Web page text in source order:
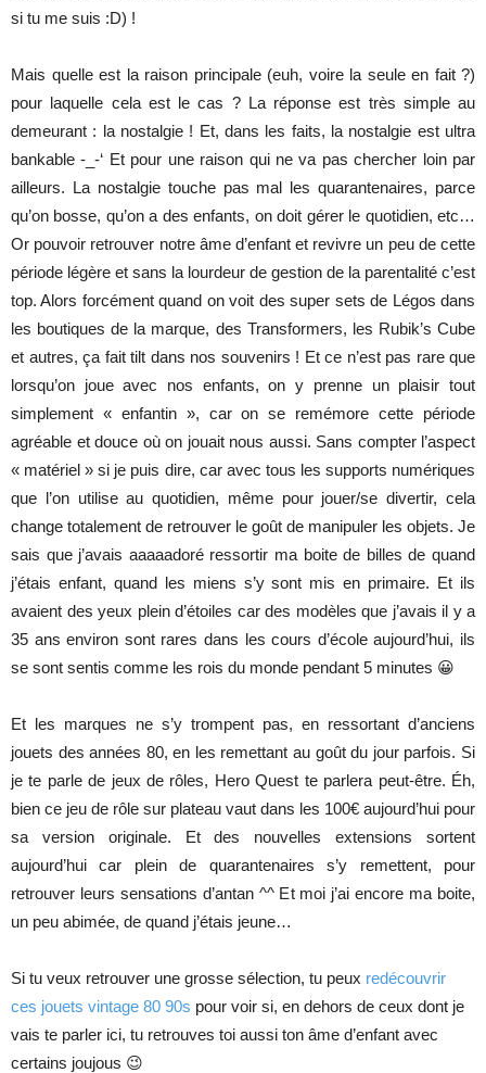
si tu me suis :D) !
Mais quelle est la raison principale (euh, voire la seule en fait ?)
pour laquelle cela est le cas ? La réponse est très simple au
demeurant : la nostalgie ! Et, dans les faits, la nostalgie est ultra
bankable -_-‘ Et pour une raison qui ne va pas chercher loin par
ailleurs. La nostalgie touche pas mal les quarantenaires, parce
qu’on bosse, qu’on a des enfants, on doit gérer le quotidien, etc…
Or pouvoir retrouver notre âme d’enfant et revivre un peu de cette
période légère et sans la lourdeur de gestion de la parentalité c’est
top. Alors forcément quand on voit des super sets de Légos dans
les boutiques de la marque, des Transformers, les Rubik’s Cube
et autres, ça fait tilt dans nos souvenirs ! Et ce n’est pas rare que
lorsqu’on joue avec nos enfants, on y prenne un plaisir tout
simplement « enfantin », car on se remémore cette période
agréable et douce où on jouait nous aussi. Sans compter l’aspect
« matériel » si je puis dire, car avec tous les supports numériques
que l’on utilise au quotidien, même pour jouer/se divertir, cela
change totalement de retrouver le goût de manipuler les objets. Je
sais que j’avais aaaaadoré ressortir ma boite de billes de quand
j’étais enfant, quand les miens s’y sont mis en primaire. Et ils
avaient des yeux plein d’étoiles car des modèles que j’avais il y a
35 ans environ sont rares dans les cours d’école aujourd’hui, ils
se sont sentis comme les rois du monde pendant 5 minutes 😀
Et les marques ne s’y trompent pas, en ressortant d’anciens
jouets des années 80, en les remettant au goût du jour parfois. Si
je te parle de jeux de rôles, Hero Quest te parlera peut-être. Éh,
bien ce jeu de rôle sur plateau vaut dans les 100€ aujourd’hui pour
sa version originale. Et des nouvelles extensions sortent
aujourd’hui car plein de quarantenaires s’y remettent, pour
retrouver leurs sensations d’antan ^^ Et moi j’ai encore ma boite,
un peu abimée, de quand j’étais jeune…
Si tu veux retrouver une grosse sélection, tu peux redécouvrir
ces jouets vintage 80 90s pour voir si, en dehors de ceux dont je
vais te parler ici, tu retrouves toi aussi ton âme d’enfant avec
certains joujous 😉